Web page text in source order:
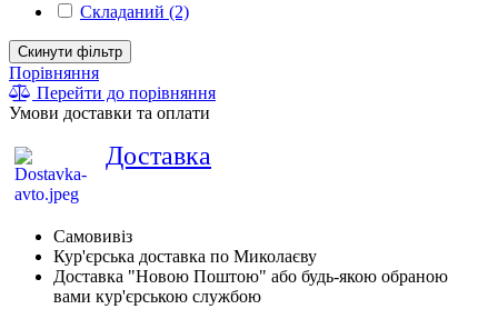
Складаний (2)
Скинути фільтр
Порівняння
Перейти до порівняння
Умови доставки та оплати
Доставка
Самовивіз
Кур'єрська доставка по Миколаєву
Доставка "Новою Поштою" або будь-якою обраною
вами кур'єрською службою